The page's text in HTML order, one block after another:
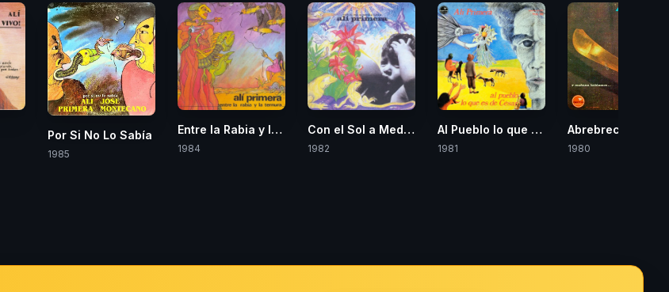
Por Si No Lo Sabía
1985
Entre la Rabia y la Ternura
1984
Con el Sol a Medio Cielo
1982
Al Pueblo lo que es de César
1981
Abrebrecha
1980